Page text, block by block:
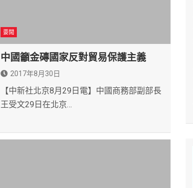
要聞
中國籲金磚國家反對貿易保護主義
2017年8月30日
【中新社北京8月29日電】中國商務部副部長
王受文29日在北京…